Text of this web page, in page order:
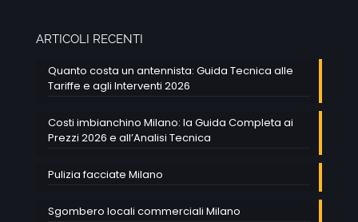
ARTICOLI RECENTI
Quanto costa un antennista: Guida Tecnica alle
Tariffe e agli Interventi 2026
Costi imbianchino Milano: la Guida Completa ai
Prezzi 2026 e all’Analisi Tecnica
Pulizia facciate Milano
Sgombero locali commerciali Milano